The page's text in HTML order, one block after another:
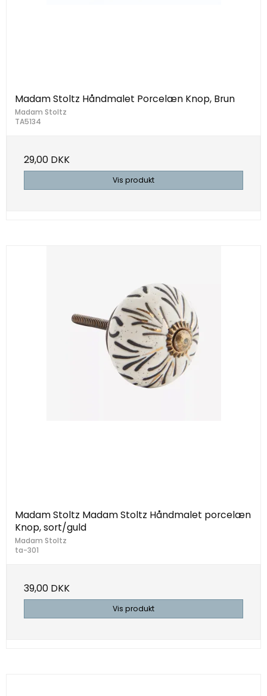
Madam Stoltz Håndmalet Porcelæn Knop, Brun
Madam Stoltz
TA5134
29,00 DKK
Vis produkt
Madam Stoltz Madam Stoltz Håndmalet porcelæn
Knop, sort/guld
Madam Stoltz
ta-301
39,00 DKK
Vis produkt